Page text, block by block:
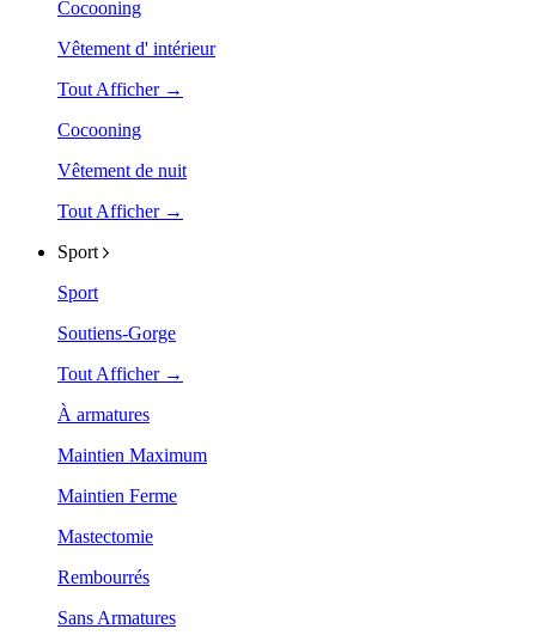
Cocooning
Vêtement d' intérieur
Tout Afficher →
Cocooning
Vêtement de nuit
Tout Afficher →
Sport
Sport
Soutiens-Gorge
Tout Afficher →
À armatures
Maintien Maximum
Maintien Ferme
Mastectomie
Rembourrés
Sans Armatures